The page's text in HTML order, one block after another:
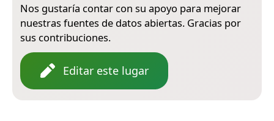
Nos gustaría contar con su apoyo para mejorar
nuestras fuentes de datos abiertas. Gracias por
sus contribuciones.
Editar este lugar